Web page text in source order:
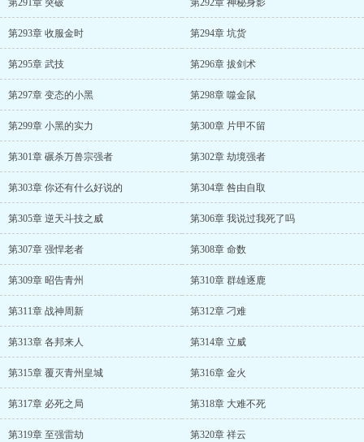
第291章 突破 第292章 神秘身影
第293章 收服金时 第294章 坑货
第295章 武技 第296章 拔剑术
第297章 变态的小黑 第298章 噬金鼠
第299章 小黑的实力 第300章 片甲不留
第301章 碾杀万兽宗强者 第302章 劫境强者
第303章 你还有什么好说的 第304章 咎由自取
第305章 逆天斗技之威 第306章 我说过我死了吗
第307章 强悍老者 第308章 命数
第309章 昭告青州 第310章 群雄逐鹿
第311章 战神周新 第312章 刁难
第313章 各邦来人 第314章 立威
第315章 覆灭青州皇城 第316章 金火
第317章 必死之局 第318章 大难不死
第319章 至强雷劫 第320章 祥云